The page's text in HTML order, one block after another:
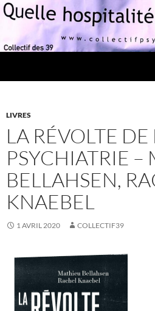
LIVRES
LA RÉVOLTE DE
PSYCHIATRIE –
BELLAHSEN,
KNAEBEL
1 AVRIL 2020 COLLECTIF39